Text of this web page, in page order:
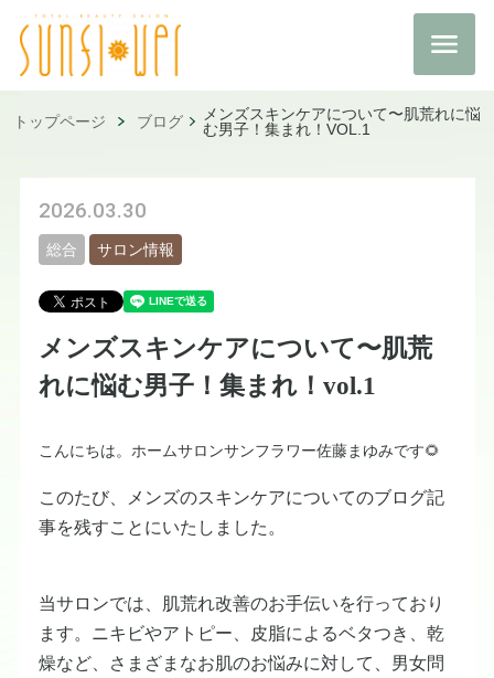
トップページ ブログ
メンズスキンケアについて〜肌荒れに悩
む男子！集まれ！VOL.1
2026.03.30
総合 サロン情報
メンズスキンケアについて〜肌荒
れに悩む男子！集まれ！vol.1
こんにちは。ホームサロンサンフラワー佐藤まゆみです🌻
このたび、メンズのスキンケアについてのブログ記
事を残すことにいたしました。
当サロンでは、肌荒れ改善のお手伝いを行っており
ます。ニキビやアトピー、皮脂によるベタつき、乾
燥など、さまざまなお肌のお悩みに対して、男女問